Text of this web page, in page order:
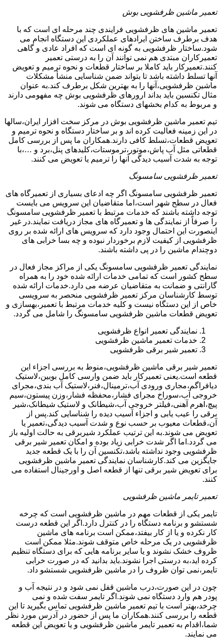
تعمیر ماشین ظرفشویی بوش
تعمیر ماشین های ظرفشویی فرایندی چند مرحله ای است که با
هدف برطرف ساختن ایرادهای عملکردی این دستگاه انجام می
شود.ساختار ظرفشویی به گونه ای است که افراد عادی و گاهی
تعمیرکاران مبتدی هم نمی توانند آن را به درستی تعمیر
کنند.تعمیرکار باید کاملا بر ساختار قطعات و نحوه ترمیم و تعویض
آنها تسلط داشته باشد تا بتواند ضمن شناسایی منشأ مشکلات
ماشین ظرفشویی،آنها را به بهترین شکل برطرف کند.به عنوان
مثال تکنسین باید بداند ارورهای ظرفشویی بوش چه مفهومی دارند
و مربوط به کدام بخشهای دستگاه می شوند.
تیم تعمیر ماشین ظرفشویی بوش در مرکز سخت افزار ایران،سالها
در این زمینه فعالیت کرده اند و بر ساختار دستگاه و نحوه ترمیم و
تعویض قطعات،تسلط کافی دارند.همکاران ما پس از بررسی کامل
قطعاتی مثل آب پاش،موتور،ترموستات،کلیدهای پنل،برد و …،با
توجه به شدت آسیب دیدگی آنها را ترمیم یا تعویض می کنند.
تعمیر ظرفشویی سامسونگ
تعمیر ظرفشویی سامسونگ اگر چه ادعای بسیاری از تعمیرگاه های
فعال در سطح شهر است،اما متقاضیان این سرویس می بایست
توجه داشته باشند که خدمات مرتبط با تعمیر ظرفشویی سامسونگ
را صرفاً از نمایندگی ها و تعمیرگاه های مجاز دریافت نمایند.در غیر
اینصورت این احتمال وجود دارد که سرویس های ارائه شده بر روی
ظرفشویی از کیفیت لازم برخوردار نبوده و چه بسا خرابی های
دوچندام ماشین را در پی داشته باشند.
نمایندگی تعمیر ظرفشویی سامسونگ یکی از مراکز مجاز فعال در
سطح کشور است که تمامی خدمات ارائه شده خود را به همراه
گارانتی و ضمانت به متقاضیان عرضه می دارد.خدمات ارائه شده
توسط کارشناسان مرکز تعمیر ظرفشویی منحصر به سرویسی
خاص از این دستگاه نیست و کلیه خدمات مرتبط با تعمیر،بهسازی و
تعویض قطعات ماشین ظرفشویی سامسونگ را شامل می گردد.
نمایندگی تعمیر انواع ظرفشویی
خدمات تعمیر ماشین ظرفشویی
تعمیر شیر برقی ظرفشویی
تعمیر شیر برقی ماشین ظرفشویی،منوط به بررسی اجزاء این
قطعه است.یعنی تعمیرکار باید ضمن وارسی کامل بوبین،لاستیک
دیافراگم،مجاری ورودی آب،ترمینال،فنر،لاستیک آب بندی،مجرای
خروجی آب،سوراخ مجرای فشار،محفظه فشار،وزن پیستون،سیم
پیچ،اهرم آهنی،فیلتر خروجی آب،شیطانک و لاستیک شیطانک،شیر
برقی را عیب یابی و اجزاء آسیب دیده را شناسایی کند.پس از
آن،قطعات معیوب بر حسب نوع و شدت آسیب دیدگی،تعمیر یا
تعویض می شوند.به این ترتیب عملکرد شیربرقی به حالت اولیه باز
می گردد.اما اگر شدت خرابی زیاد بوده و امکان تعمیر شیر برقی
ظرفشویی وجود نداشته باشد،تکنسین آن را با یک قطعه جدید
جایگزین می کند.کارشناسان نمایندگی تعمیر ماشین ظرفشویی
برای تعویض شیر برقی تنها از قطعه اصل و اورجینال استفاده می
کنند.
تعمیر تایمر ماشین ظرفشویی
تایمر یکی از قطعات مهم در ماشین ظرفشویی است که چرخه
شستشو و برنامه دستگاه را در کنترل دارد.اگر این قطعه درست
کار نکرده و یا از کار بیفتد،ممکن است برنامه های ماشین
ظرفشویی در یک مرحله خاص متوقف شوند.مثلا ممکن است
ظروف خشک نشوند و یا سایر برنامه هایی که برای دستگاه تنظیم
کرده اید،به درستی اجرا نشوند.باید بدانید که در صورت خرابی
تایمر،نمی توان ظروف را در ماشین ظرفشویی شستشو داد.
چون در این صورت،درب ماشین قفل نمی شود و در نتیجه آب و
پودر هم وارد دستگاه نمی شوند.اگر تایمر سفت شده و نمی
چرخد،بهتر است با تیم تعمیر ماشین ظرفشویی تماس بگیرید تا این
قطعه را بررسی کنند.همکاران ما پس از حضور در آدرس مورد نظر
شما،اقدام به تعمیر تایمر ماشین ظرفشویی و یا تعویض این قطعه
می نمایند.